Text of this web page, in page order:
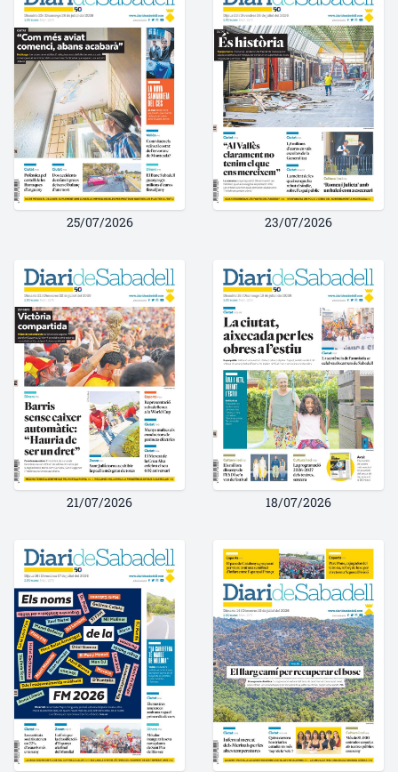
25/07/2026 23/07/2026
21/07/2026 18/07/2026